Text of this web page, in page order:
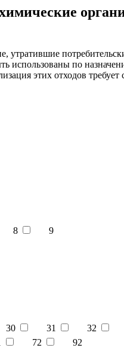
использованы по
этих отходов
8
9
30 31 32
72
92